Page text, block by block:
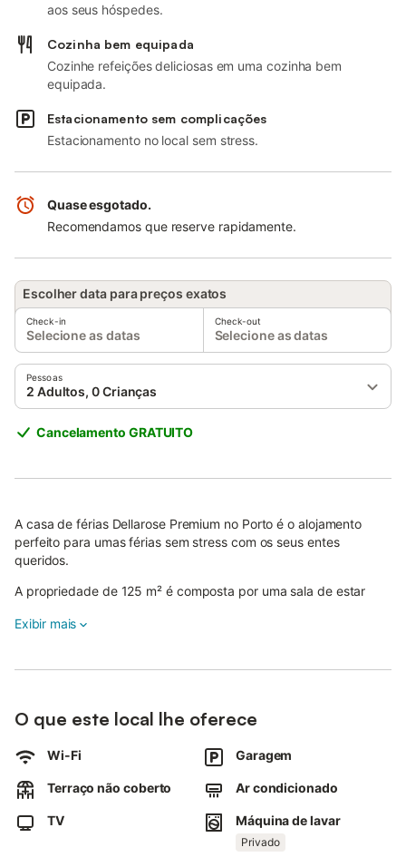
aos seus hóspedes.
Cozinha bem equipada
Cozinhe refeições deliciosas em uma cozinha bem
equipada.
Estacionamento sem complicações
Estacionamento no local sem stress.
Quase esgotado.
Recomendamos que reserve rapidamente.
Escolher data para preços exatos
Check-in
Selecione as datas
Check-out
Selecione as datas
Pessoas
2 Adultos, 0 Crianças
Cancelamento GRATUITO
A casa de férias Dellarose Premium no Porto é o alojamento
perfeito para umas férias sem stress com os seus entes
queridos.
A propriedade de 125 m² é composta por uma sala de estar
equipada, 3 quartos e 2 casas de banho e pode, portanto,
inteligente com serviços de streaming, ar condicionado e uma
máquina de lavar roupa.
Também está disponível um berço para bebés.
Este aluguer de férias inclui um terraço exterior privado e
comodidades para churrascos.
Está disponível um lugar de estacionamento numa garagem.
Não são permitidos animais de estimação, fumar e celebrar
Exibir mais
O que este local lhe oferece
Wi-Fi Garagem
Terraço não coberto Ar condicionado
TV Máquina de lavar
Privado